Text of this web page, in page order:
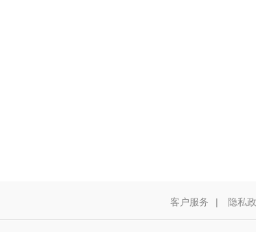
客户服务 | 隐私